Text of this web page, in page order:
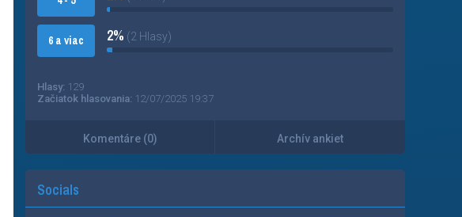
6 a viac 2% (2 Hlasy)
Hlasy: 129
Začiatok hlasovania: 12/07/2025 19:37
Komentáre (0) Archív ankiet
Socials